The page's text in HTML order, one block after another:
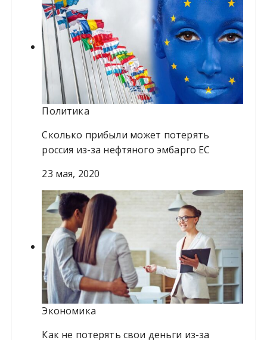
Политика
Сколько прибыли может потерять
россия из-за нефтяного эмбарго ЕС
23 мая, 2020
Экономика
Как не потерять свои деньги из-за